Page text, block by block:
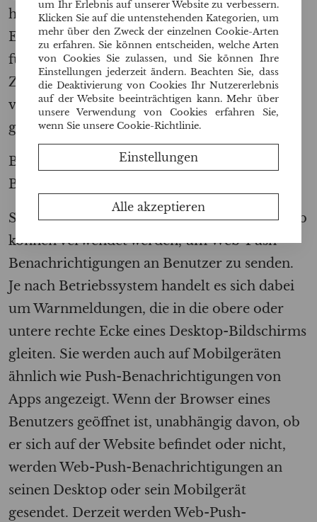
hinzuzufügen, wodurch Kunden Zeit sparen.
Einer der besten digitalen Marketingtrends
für 2022 ist der Livestream-Handel, da er die
Zeit verkürzt hat, die ein Kunde benötigt, um
vom Anzeigen einer Anzeige bis zum Kauf zu
gelangen.
BROWSER-PUSH-
BENACHRICHTIGUNGEN
Sowohl das Desktop- als auch das mobile Web
können verwendet werden, um Web-Push-
Benachrichtigungen an Benutzer zu senden.
Je nach Betriebssystem handelt es sich dabei
um Warnmeldungen, die in die obere oder
untere rechte Ecke eines Desktop-Bildschirms
gleiten. Sie werden auch auf Mobilgeräten
ähnlich wie Push-Benachrichtigungen von
Apps angezeigt. Wenn der Browser eines
Benutzers geöffnet ist, unabhängig davon, ob
er sich auf der Website befindet oder nicht,
werden Web-Push-Benachrichtigungen an
seinen Desktop oder sein Mobilgerät
gesendet. Derzeit werden Web-Push-
um Ihr Erlebnis auf unserer Website zu verbessern.
Klicken Sie auf die untenstehenden Kategorien, um
mehr über den Zweck der einzelnen Cookie-Arten
zu erfahren. Sie können entscheiden, welche Arten
von Cookies Sie zulassen, und Sie können Ihre
Einstellungen jederzeit ändern. Beachten Sie, dass
die Deaktivierung von Cookies Ihr Nutzererlebnis
auf der Website beeinträchtigen kann. Mehr über
unsere Verwendung von Cookies erfahren Sie,
wenn Sie unsere Cookie-Richtlinie.
Einstellungen
Alle akzeptieren